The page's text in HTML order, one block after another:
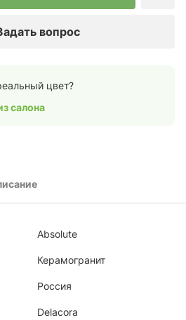
вопрос
цвет?
салона
Absolute
Керамогранит
Россия
Delacora